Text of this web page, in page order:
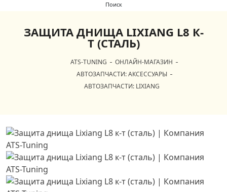
ЗАЩИТА ДНИЩА LIXIANG L8 К-
Т (СТАЛЬ)
ATS-TUNING
ОНЛАЙН-МАГАЗИН
АВТОЗАПЧАСТИ: АКСЕССУАРЫ
АВТОЗАПЧАСТИ: LIXIANG